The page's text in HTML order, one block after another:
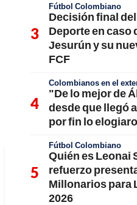
Fútbol Colombiano
Decisión final
Deporte en caso
Jesurún y su
FCF
Colombianos en el
"De lo mejor de
desde que llegó
por fin lo
Fútbol Colombiano
Quién es Leonai
refuerzo
Millonarios para
2026